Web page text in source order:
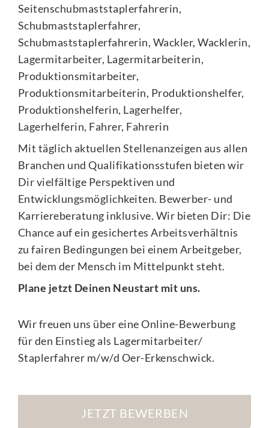
Seitenschubmaststaplerfahrerin,
Schubmaststaplerfahrer,
Schubmaststaplerfahrerin, Wackler, Wacklerin,
Lagermitarbeiter, Lagermitarbeiterin,
Produktionsmitarbeiter,
Produktionsmitarbeiterin, Produktionshelfer,
Produktionshelferin, Lagerhelfer,
Lagerhelferin, Fahrer, Fahrerin
Mit täglich aktuellen Stellenanzeigen aus allen
Branchen und Qualifikationsstufen bieten wir
Dir vielfältige Perspektiven und
Entwicklungsmöglichkeiten. Bewerber- und
Karriereberatung inklusive. Wir bieten Dir: Die
Chance auf ein gesichertes Arbeitsverhältnis
zu fairen Bedingungen bei einem Arbeitgeber,
bei dem der Mensch im Mittelpunkt steht.
Plane jetzt Deinen Neustart mit uns.
Wir freuen uns über eine Online-Bewerbung
für den Einstieg als Lagermitarbeiter/
Staplerfahrer m/w/d Oer-Erkenschwick.
JETZT BEWERBEN